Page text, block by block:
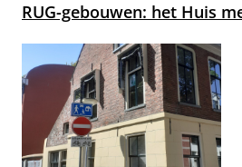
RUG-gebouwen: het Huis